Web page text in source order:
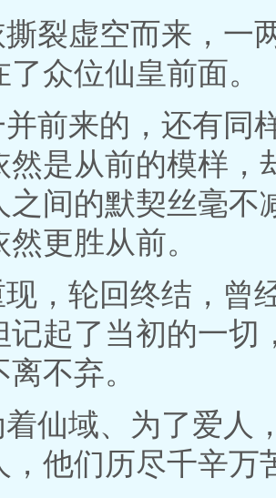
裂虚空而来，一
众位仙皇前面。
前来的，还有同
然是从前的模样，
之间的默契丝毫不
更胜从前。
现，轮回终结，曾
记起了当初的一切
不弃。
着仙域、为了爱人
，他们历尽千辛万